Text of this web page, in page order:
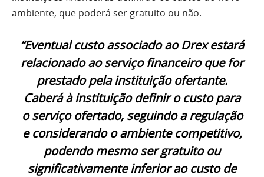
ambiente, que poderá ser gratuito ou não.
“Eventual custo associado ao Drex estará
relacionado ao serviço financeiro que for
prestado pela instituição ofertante.
Caberá à instituição definir o custo para
o serviço ofertado, seguindo a regulação
e considerando o ambiente competitivo,
podendo mesmo ser gratuito ou
significativamente inferior ao custo de